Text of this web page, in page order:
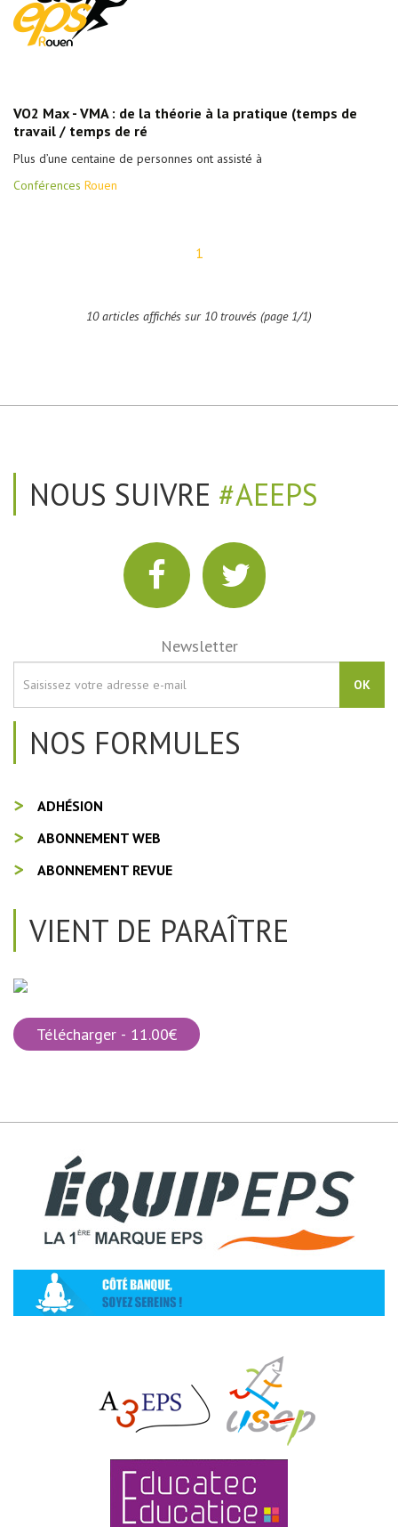
VO2 Max - VMA : de la théorie à la pratique (temps de
travail / temps de ré
Plus d’une centaine de personnes ont assisté à
Conférences Rouen
1
10 articles affichés sur 10 trouvés (page 1/1)
NOUS SUIVRE #AEEPS
Newsletter
OK
NOS FORMULES
ADHÉSION
ABONNEMENT WEB
ABONNEMENT REVUE
VIENT DE PARAÎTRE
Télécharger - 11.00€